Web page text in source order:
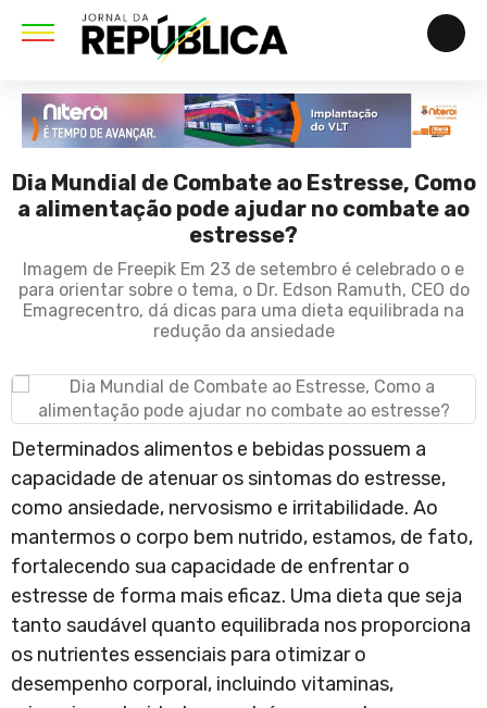
Dia Mundial de Combate ao Estresse, Como
a alimentação pode ajudar no combate ao
estresse?
Imagem de Freepik Em 23 de setembro é celebrado o e
para orientar sobre o tema, o Dr. Edson Ramuth, CEO do
Emagrecentro, dá dicas para uma dieta equilibrada na
redução da ansiedade
Determinados alimentos e bebidas possuem a
capacidade de atenuar os sintomas do estresse,
como ansiedade, nervosismo e irritabilidade. Ao
mantermos o corpo bem nutrido, estamos, de fato,
fortalecendo sua capacidade de enfrentar o
estresse de forma mais eficaz. Uma dieta que seja
tanto saudável quanto equilibrada nos proporciona
os nutrientes essenciais para otimizar o
desempenho corporal, incluindo vitaminas,